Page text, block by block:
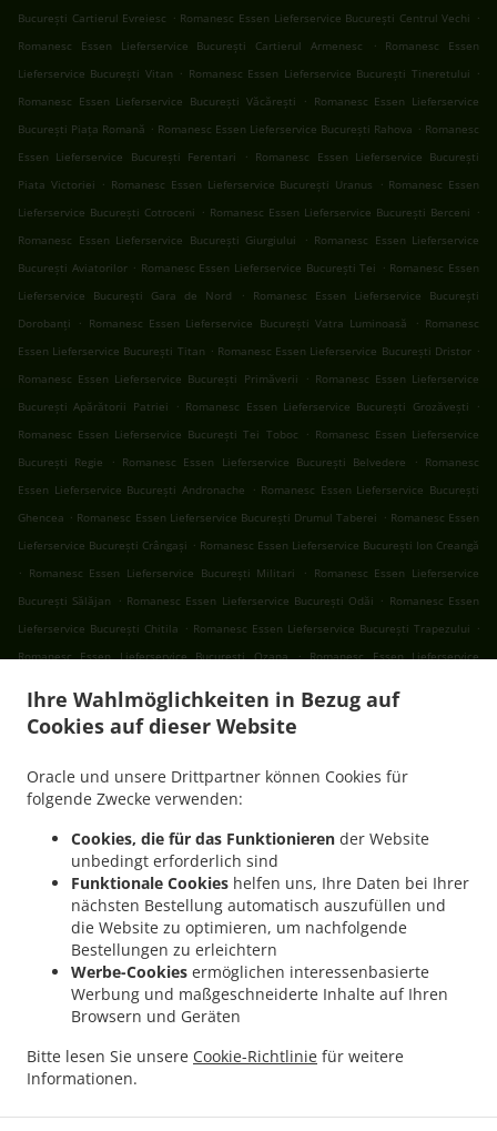
Ihre Wahlmöglichkeiten in Bezug auf
Cookies auf dieser Website
Oracle und unsere Drittpartner können Cookies für
folgende Zwecke verwenden:
Cookies, die für das Funktionieren der Website
unbedingt erforderlich sind
Funktionale Cookies helfen uns, Ihre Daten bei Ihrer
nächsten Bestellung automatisch auszufüllen und
die Website zu optimieren, um nachfolgende
Bestellungen zu erleichtern
Werbe-Cookies ermöglichen interessenbasierte
Werbung und maßgeschneiderte Inhalte auf Ihren
Browsern und Geräten
Bitte lesen Sie unsere Cookie-Richtlinie für weitere
Informationen.
București Cartierul Evreiesc . Romanesc Essen Lieferservice București Centrul Vechi .
Romanesc Essen Lieferservice București Cartierul Armenesc
.
Romanesc Essen
Lieferservice București Vitan . Romanesc Essen Lieferservice București Tineretului .
Romanesc Essen Lieferservice București Văcărești
. Romanesc Essen Lieferservice
București Piața Romană . Romanesc Essen Lieferservice București Rahova . Romanesc
Essen Lieferservice București Ferentari
. Romanesc Essen Lieferservice București
Piata Victoriei . Romanesc Essen Lieferservice București Uranus . Romanesc Essen
Lieferservice București Cotroceni . Romanesc Essen Lieferservice București Berceni .
Romanesc Essen Lieferservice București Giurgiului
. Romanesc Essen Lieferservice
București Aviatorilor . Romanesc Essen Lieferservice București Tei . Romanesc Essen
Lieferservice București Gara de Nord
.
Romanesc Essen Lieferservice București
Dorobanți
. Romanesc Essen Lieferservice București Vatra Luminoasă . Romanesc
Essen Lieferservice București Titan . Romanesc Essen Lieferservice București Dristor .
Romanesc Essen Lieferservice București Primăverii
. Romanesc Essen Lieferservice
București Apărătorii Patriei
. Romanesc Essen Lieferservice București Grozăvești
.
Romanesc Essen Lieferservice București Tei Toboc
. Romanesc Essen Lieferservice
București Regie
. Romanesc Essen Lieferservice București Belvedere . Romanesc
Essen Lieferservice București Andronache
. Romanesc Essen Lieferservice București
Ghencea . Romanesc Essen Lieferservice București Drumul Taberei . Romanesc Essen
Lieferservice București Crângași . Romanesc Essen Lieferservice București Ion Creangă
. Romanesc Essen Lieferservice București Militari . Romanesc Essen Lieferservice
București Sălăjan
. Romanesc Essen Lieferservice București Odăi . Romanesc Essen
Lieferservice București Chitila . Romanesc Essen Lieferservice București Trapezului .
Romanesc Essen Lieferservice București Ozana
. Romanesc Essen Lieferservice
Romanesc Essen Lieferservice București Aviației
. Romanesc Essen Lieferservice
.
Essen Lieferservice București Băneasa
Romanesc Essen Lieferservice București
Sector 3
Romanesc Essen Lieferservice București Sector 4
Romanesc Essen Lieferservice București Sector 5
.
București Sector 6
Romanesc Essen Lieferservice București Fundeni
Romanesc
Essen Lieferservice București .
Romanesc Essen Lieferservice Popești-Leordeni Sector
Romanesc Essen Lieferservice Popești-Leordeni Sector 4 . Romanesc Essen
Lieferservice Popești-Leordeni
.
Romanesc Essen Lieferservice Dobroești Sector 2
. Romanesc Essen Lieferservice
. Romanesc Essen Lieferservice Voluntari Pipera
Essen Lieferservice Măgurele